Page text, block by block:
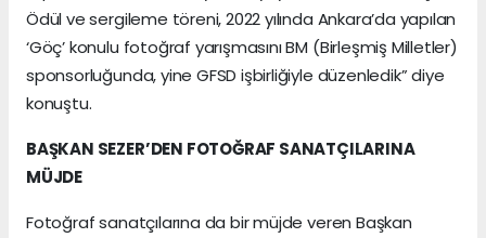
Ödül ve sergileme töreni, 2022 yılında Ankara’da yapılan
‘Göç’ konulu fotoğraf yarışmasını BM (Birleşmiş Milletler)
sponsorluğunda, yine GFSD işbirliğiyle düzenledik” diye
konuştu.
BAŞKAN SEZER’DEN FOTOĞRAF SANATÇILARINA
MÜJDE
Fotoğraf sanatçılarına da bir müjde veren Başkan